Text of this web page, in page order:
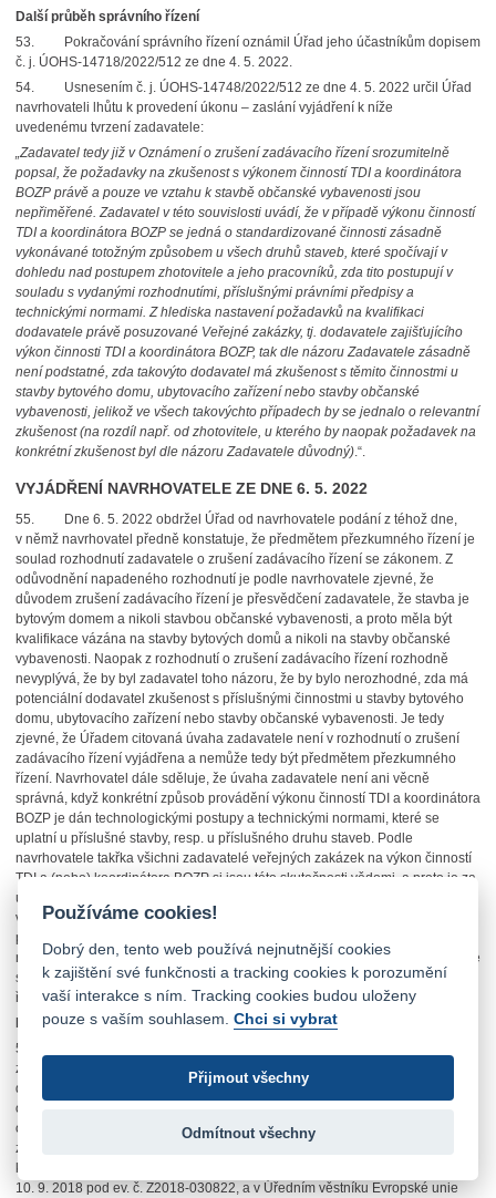
Další průběh správního řízení
53. Pokračování správního řízení oznámil Úřad jeho účastníkům dopisem
č. j. ÚOHS-14718/2022/512 ze dne 4. 5. 2022.
54. Usnesením č. j. ÚOHS-14748/2022/512 ze dne 4. 5. 2022 určil Úřad
navrhovateli lhůtu k provedení úkonu – zaslání vyjádření k níže
uvedenému tvrzení zadavatele:
„Zadavatel tedy již v Oznámení o zrušení zadávacího řízení srozumitelně
popsal, že požadavky na zkušenost s výkonem činností TDI a koordinátora
BOZP právě a pouze ve vztahu k stavbě občanské vybavenosti jsou
nepřiměřené. Zadavatel v této souvislosti uvádí, že v případě výkonu činností
TDI a koordinátora BOZP se jedná o standardizované činnosti zásadně
vykonávané totožným způsobem u všech druhů staveb, které spočívají v
dohledu nad postupem zhotovitele a jeho pracovníků, zda tito postupují v
souladu s vydanými rozhodnutími, příslušnými právními předpisy a
technickými normami. Z hlediska nastavení požadavků na kvalifikaci
dodavatele právě posuzované Veřejné zakázky, tj. dodavatele zajišťujícího
výkon činnosti TDI a koordinátora BOZP, tak dle názoru Zadavatele zásadně
není podstatné, zda takovýto dodavatel má zkušenost s těmito činnostmi u
stavby bytového domu, ubytovacího zařízení nebo stavby občanské
vybavenosti, jelikož ve všech takovýchto případech by se jednalo o relevantní
zkušenost(na rozdíl např. od zhotovitele, u kterého by naopak požadavek na
konkrétní zkušenost byl dle názoru Zadavatele důvodný).“.
VYJÁDŘENÍ NAVRHOVATELE ZE DNE 6. 5. 2022
55. Dne 6. 5. 2022 obdržel Úřad od navrhovatele podání z téhož dne,
v němž navrhovatel předně konstatuje, že předmětem přezkumného řízení je
soulad rozhodnutí zadavatele o zrušení zadávacího řízení se zákonem. Z
odůvodnění napadeného rozhodnutí je podle navrhovatele zjevné, že
důvodem zrušení zadávacího řízení je přesvědčení zadavatele, že stavba je
bytovým domem a nikoli stavbou občanské vybavenosti, a proto měla být
kvalifikace vázána na stavby bytových domů a nikoli na stavby občanské
vybavenosti. Naopak z rozhodnutí o zrušení zadávacího řízení rozhodně
nevyplývá, že by byl zadavatel toho názoru, že by bylo nerozhodné, zda má
potenciální dodavatel zkušenost s příslušnými činnostmi u stavby bytového
domu, ubytovacího zařízení nebo stavby občanské vybavenosti. Je tedy
zjevné, že Úřadem citovaná úvaha zadavatele není v rozhodnutí o zrušení
zadávacího řízení vyjádřena a nemůže tedy být předmětem přezkumného
řízení. Navrhovatel dále sděluje, že úvaha zadavatele není ani věcně
správná, když konkrétní způsob provádění výkonu činností TDI a koordinátora
BOZP je dán technologickými postupy a technickými normami, které se
uplatní u příslušné stavby, resp. u příslušného druhu staveb. Podle
navrhovatele takřka všichni zadavatelé veřejných zakázek na výkon činností
TDI a (nebo) koordinátora BOZP si jsou této skutečnosti vědomi, a proto je za
účelem prokázání kvalifikace zcela standardně požadována zkušenost s
výkonem této činnosti na věcně obdobných stavbách. Sám zadavatel
přistoupil k této argumentaci až poté, co mu bylo navrhovatelem
nezpochybnitelně prokázáno, že předmětná stavba není bytovým domem, ale
stavbou občanské vybavenosti, a tedy tvrzené důvody zrušení zadávacího
řízení nemohou obstát.
Další průběh správního řízení
56. Usnesením č. j. ÚOHS-16564/2022/512 ze dne 17. 5. 2022 určil Úřad
zadavateli lhůtu k provedení úkonů – předložení poslední verze zadávací
dokumentace, příp. kvalifikační dokumentace, či jiného dokumentu, který
obsahuje kritéria technické kvalifikace k veřejné zakázce »Rekonstrukce
objektu bývalého hotelu Opatov - zhotovitel stavby “Dům pro nový začátek“«
zadávané v užším řízení, jehož předběžné oznámení bylo odesláno
10. 9. 2018 pod ev. č. Z2018-030822, a v Úředním věstníku Evropské unie
Používáme cookies!
Dobrý den, tento web používá nejnutnější cookies
k zajištění své funkčnosti a tracking cookies k porozumění
vaší interakce s ním. Tracking cookies budou uloženy
pouze s vaším souhlasem.Chci si vybrat
Přijmout všechny
Odmítnout všechny